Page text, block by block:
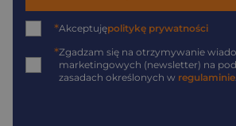
*Akceptujępolitykę prywatności
*Zgadzam się na otrzymywanie
marketingowych (newsletter) na
zasadach określonych w regulaminie